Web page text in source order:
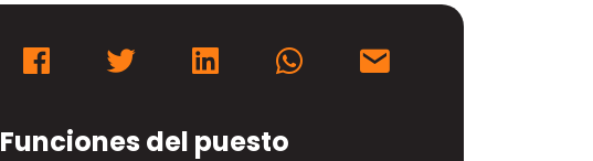
Funciones del puesto